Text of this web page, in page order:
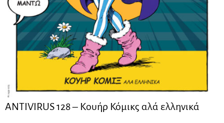
ANTIVIRUS 128 – Kουήρ Κόμικς αλά ελληνικά